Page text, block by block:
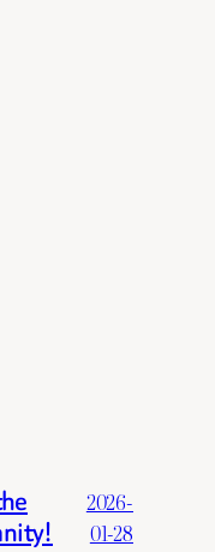
2026-
01-28